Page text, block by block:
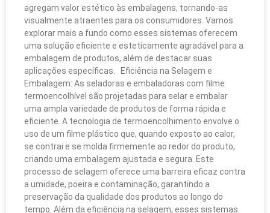
agregam valor estético às embalagens, tornando-as
visualmente atraentes para os consumidores. Vamos
explorar mais a fundo como esses sistemas oferecem
uma solução eficiente e esteticamente agradável para a
embalagem de produtos, além de destacar suas
aplicações específicas. Eficiência na Selagem e
Embalagem: As seladoras e embaladoras com filme
termoencolhível são projetadas para selar e embalar
uma ampla variedade de produtos de forma rápida e
eficiente. A tecnologia de termoencolhimento envolve o
uso de um filme plástico que, quando exposto ao calor,
se contrai e se molda firmemente ao redor do produto,
criando uma embalagem ajustada e segura. Este
processo de selagem oferece uma barreira eficaz contra
a umidade, poeira e contaminação, garantindo a
preservação da qualidade dos produtos ao longo do
tempo. Além da eficiência na selagem, esses sistemas